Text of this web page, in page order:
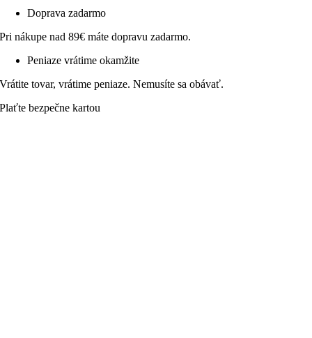
Doprava zadarmo
Pri nákupe nad 89€ máte dopravu zadarmo.
Peniaze vrátime okamžite
Vrátite tovar, vrátime peniaze. Nemusíte sa obávať.
Plaťte bezpečne kartou